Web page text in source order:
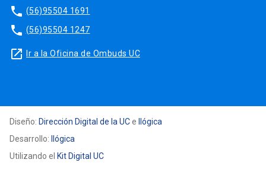
phone (56)95504 1691
phone (56)95504 1247
launch Ir a la Oficina de Ombuds UC
Diseño: Dirección Digital de la UCe
Ilógica
Desarrollo:
Ilógica
Utilizando el Kit Digital UC